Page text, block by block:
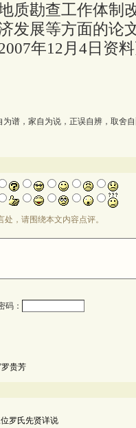
质勘查工作体制
发展等方面的论
年12月4日资料
为谱，家自为说，正误自辨，取舍
，请围绕本文内容点评。
码：
贵芳
罗氏先贤详说